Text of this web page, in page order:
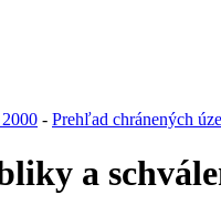
- Prehľad chránených
a